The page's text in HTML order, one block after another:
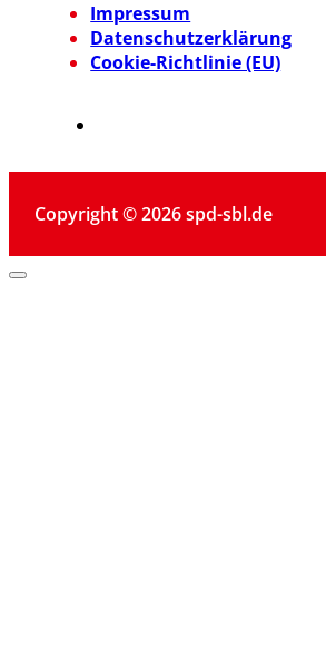
Impressum
Datenschutzerklärung
Cookie-Richtlinie (EU)
Copyright © 2026 spd-sbl.de